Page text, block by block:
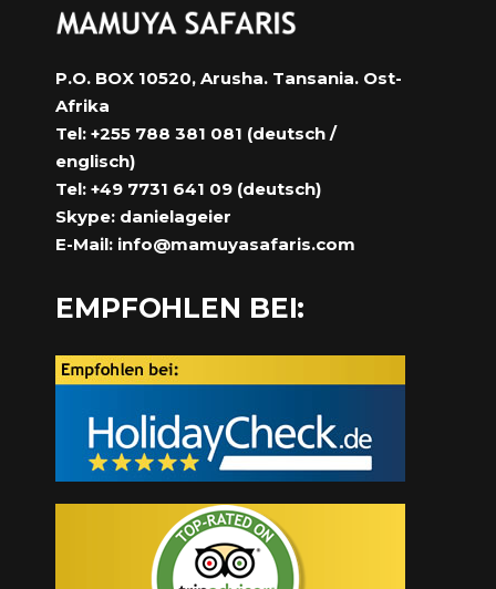
P.O. BOX 10520, Arusha. Tansania. Ost-
Afrika
Tel: +255 788 381 081 (deutsch /
englisch)
Tel: +49 7731 641 09 (deutsch)
Skype: danielageier
E-Mail: info@mamuyasafaris.com
EMPFOHLEN BEI: